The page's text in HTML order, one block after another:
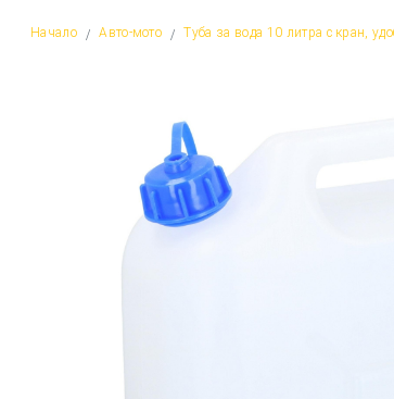
Начало Авто-мото Туба за вода 10 литра с кран,